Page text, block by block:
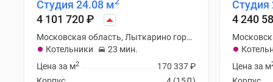
Рассрочка
Траншевая
коттеджи
Коттеджные
Студия 24.08 м
4 101 720₽
Московская область, Лыткарино городской округ
Котельники
23 мин.
170 337₽
Цена за м2
Студия
4 240
Цена за м